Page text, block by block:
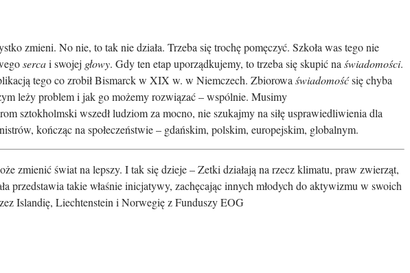
zmieni. No nie, to tak nie działa. Trzeba się trochę pomęczyć. Szkoła was tego nie
sercai swojej głowy. Gdy ten etap uporządkujemy, to trzeba się skupić na świadomości.
tego co zrobił Bismarck w XIX w. w Niemczech. Zbiorowa świadomośćsię chyba
leży problem i jak go możemy rozwiązać – wspólnie. Musimy
sztokholmski wszedł ludziom za mocno, nie szukajmy na siłę usprawiedliwienia dla
kończąc na społeczeństwie – gdańskim, polskim, europejskim, globalnym.
zmienić świat na lepszy. I tak się dzieje – Zetki działają na rzecz klimatu, praw zwierząt,
przedstawia takie właśnie inicjatywy, zachęcając innych młodych do aktywizmu w swoich
Islandię, Liechtenstein i Norwegię z Funduszy EOG